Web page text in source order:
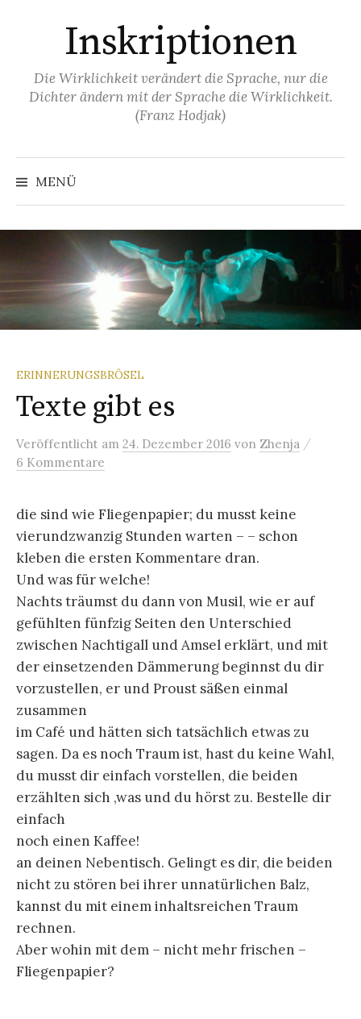
Inskriptionen
Die Wirklichkeit verändert die Sprache, nur die
Dichter ändern mit der Sprache die Wirklichkeit.
(Franz Hodjak)
MENÜ
ERINNERUNGSBRÖSEL
Texte gibt es
Veröffentlicht am 24. Dezember 2016 von Zhenja /
6 Kommentare
die sind wie Fliegenpapier; du musst keine
vierundzwanzig Stunden warten – – schon
kleben die ersten Kommentare dran.
Und was für welche!
Nachts träumst du dann von Musil, wie er auf
gefühlten fünfzig Seiten den Unterschied
zwischen Nachtigall und Amsel erklärt, und mit
der einsetzenden Dämmerung beginnst du dir
vorzustellen, er und Proust säßen einmal
zusammen
im Café und hätten sich tatsächlich etwas zu
sagen. Da es noch Traum ist, hast du keine Wahl,
du musst dir einfach vorstellen, die beiden
erzählten sich ‚was und du hörst zu. Bestelle dir
einfach
noch einen Kaffee!
an deinen Nebentisch. Gelingt es dir, die beiden
nicht zu stören bei ihrer unnatürlichen Balz,
kannst du mit einem inhaltsreichen Traum
rechnen.
Aber wohin mit dem – nicht mehr frischen –
Fliegenpapier?